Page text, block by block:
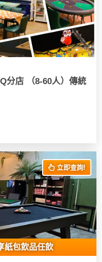
分店 （8-60人）傳統
立即查詢!
紙包飲品任飲